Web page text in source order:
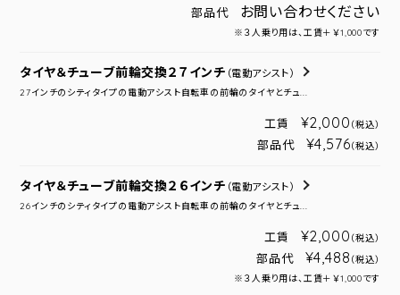
部品代 お問い合わせください
※３人乗り用は、工賃＋￥1,000です
タイヤ＆チューブ前輪交換２７インチ （電動アシスト）
27インチのシティタイプの電動アシスト自転車の前輪のタイヤとチュ...
工賃 ¥2,000 （税込）
部品代 ¥4,576（税込）
タイヤ＆チューブ前輪交換２６インチ （電動アシスト）
26インチのシティタイプの電動アシスト自転車の前輪のタイヤとチュ...
工賃 ¥2,000 （税込）
部品代 ¥4,488 （税込）
※３人乗り用は、工賃＋￥1,000です